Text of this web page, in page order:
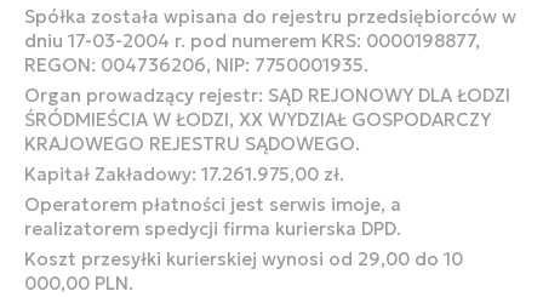
Spółka została wpisana do rejestru przedsiębiorców w
dniu 17-03-2004 r. pod numerem KRS: 0000198877,
REGON: 004736206, NIP: 7750001935.
Organ prowadzący rejestr: SĄD REJONOWY DLA ŁODZI
ŚRÓDMIEŚCIA W ŁODZI, XX WYDZIAŁ GOSPODARCZY
KRAJOWEGO REJESTRU SĄDOWEGO.
Kapitał Zakładowy: 17.261.975,00 zł.
Operatorem płatności jest serwis imoje, a
realizatorem spedycji firma kurierska DPD.
Koszt przesyłki kurierskiej wynosi od 29,00 do 10
000,00 PLN.